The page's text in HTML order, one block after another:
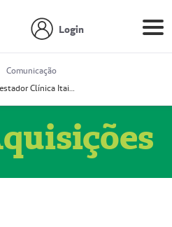
Login
Comunicação
Prestador Clínica Itaipú Ltda (51004348-2)